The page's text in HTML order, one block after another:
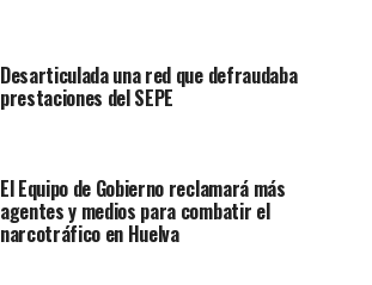
Desarticulada una red que defraudaba
prestaciones del SEPE
El Equipo de Gobierno reclamará más
agentes y medios para combatir el
narcotráfico en Huelva